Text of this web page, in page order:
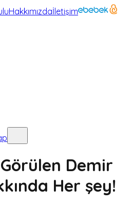
Hakkımızdaİletişim
Demir
Her şey!